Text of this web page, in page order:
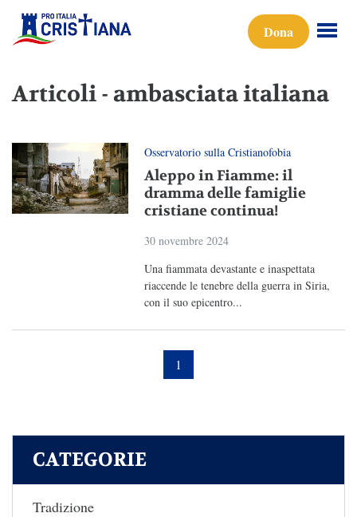
Dona
Articoli - ambasciata italiana
Osservatorio sulla Cristianofobia
Aleppo in Fiamme: il
dramma delle famiglie
cristiane continua!
30 novembre 2024
Una fiammata devastante e inaspettata
riaccende le tenebre della guerra in Siria,
con il suo epicentro...
1
CATEGORIE
Tradizione